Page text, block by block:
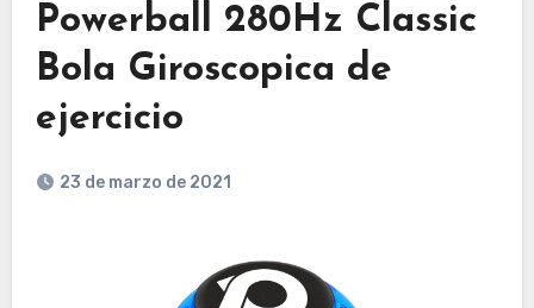
Powerball 280Hz Classic
Bola Giroscopica de
ejercicio
23 de marzo de 2021